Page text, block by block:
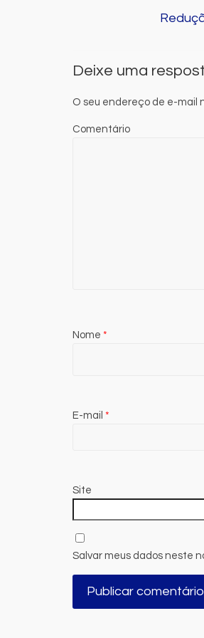
Deixe uma
O seu endereço de e-mail
Comentário
Nome *
E-mail *
Site
Salvar meus dados neste